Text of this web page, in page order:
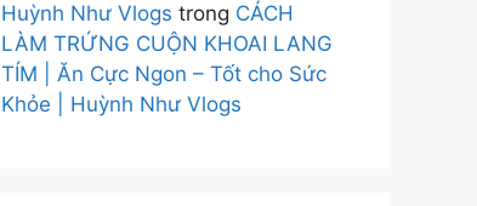
Huỳnh Như Vlogs trong CÁCH
LÀM TRỨNG CUỘN KHOAI LANG
TÍM | Ăn Cực Ngon – Tốt cho Sức
Khỏe | Huỳnh Như Vlogs